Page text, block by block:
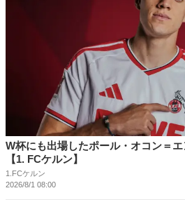
W杯にも出場したポール・オコン＝エ
【1. FCケルン】
1.FCケルン
2026/8/1 08:00